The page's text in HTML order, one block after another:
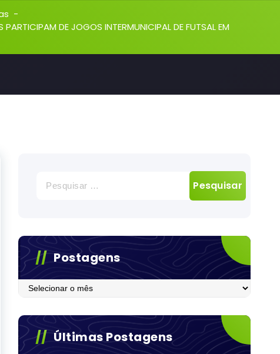
-
DE JOGOS INTERMUNICIPAL DE FUTSAL EM
por:
Postagens
Postagens
Últimas Postagens